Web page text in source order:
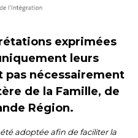
exprimées
leurs
nécessairement
de la Famille, de
Région.
adoptée afin de faciliter la